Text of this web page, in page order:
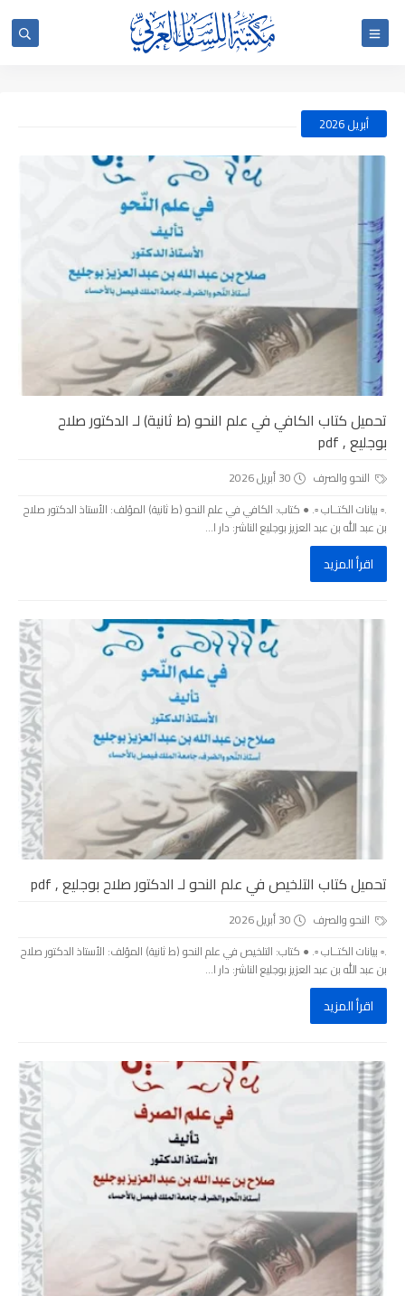
أبريل 2026
تحميل كتاب الكافي في علم النحو (ط ثانية) لـ الدكتور صلاح
بوجليع , pdf
النحو والصرف
30 أبريل 2026
.▫️ بيانات الكتــاب ▫️. ● كتاب: الكافي في علم النحو (ط ثانية) المؤلف: الأستاذ الدكتور صلاح
بن عبد الله بن عبد العزيز بوجليع الناشر: دار ا...
اقرأ المزيد
تحميل كتاب التلخيص في علم النحو لـ الدكتور صلاح بوجليع , pdf
النحو والصرف
30 أبريل 2026
.▫️ بيانات الكتــاب ▫️. ● كتاب: التلخيص في علم النحو (ط ثانية) المؤلف: الأستاذ الدكتور صلاح
بن عبد الله بن عبد العزيز بوجليع الناشر: دار ا...
اقرأ المزيد